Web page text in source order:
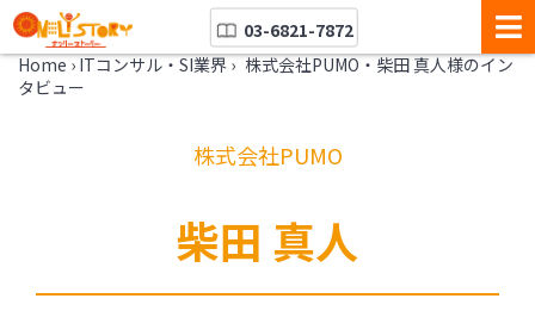
03-6821-7872
Home › ITコンサル・SI業界 › 株式会社PUMO・柴田 真人様のイン
タビュー
株式会社PUMO
柴田 真人